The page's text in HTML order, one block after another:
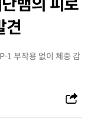
견
1 부작용 없이 체중 감